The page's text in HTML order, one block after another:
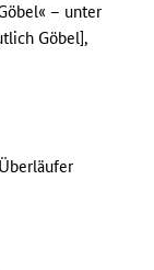
– unter
Göbel],